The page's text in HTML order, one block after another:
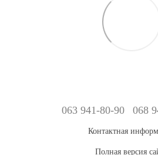
063 941-80-90 068
Контактная
Полная версия